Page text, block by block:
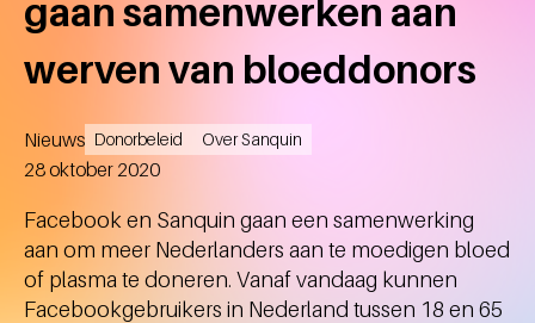
gaan samenwerken aan
werven van bloeddonors
Nieuws Donorbeleid Over Sanquin
Aangemaakt
28 oktober 2020
Facebook en Sanquin gaan een samenwerking
aan om meer Nederlanders aan te moedigen bloed
of plasma te doneren. Vanaf vandaag kunnen
Facebookgebruikers in Nederland tussen 18 en 65